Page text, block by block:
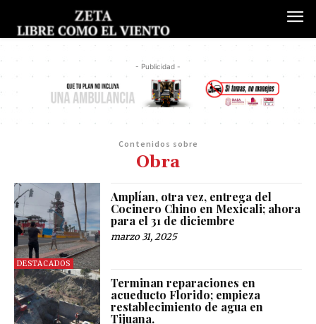
- Publicidad -
Contenidos sobre
Obra
DESTACADOS
Amplían, otra vez, entrega del
Cocinero Chino en Mexicali; ahora
para el 31 de diciembre
marzo 31, 2025
Terminan reparaciones en
acueducto Florido; empieza
restablecimiento de agua en
Tijuana.